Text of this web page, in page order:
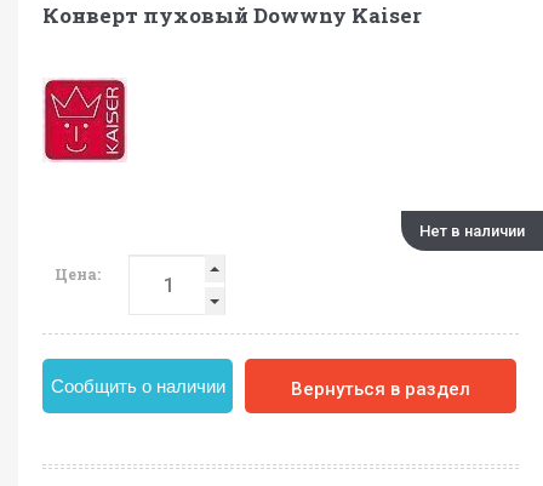
Конверт пуховый Dowwny Kaiser
Нет в наличии
Цена:
Сообщить о наличии Вернуться в раздел